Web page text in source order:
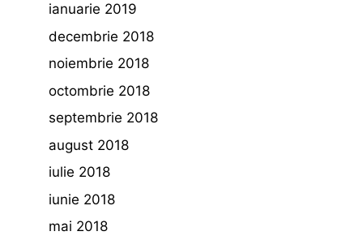
ianuarie 2019
decembrie 2018
noiembrie 2018
octombrie 2018
septembrie 2018
august 2018
iulie 2018
iunie 2018
mai 2018